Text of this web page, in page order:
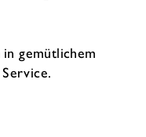
gemütlichem